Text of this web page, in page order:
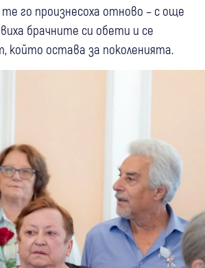
те го произнесоха отново – с още
брачните си обети и се
който остава за поколенията.